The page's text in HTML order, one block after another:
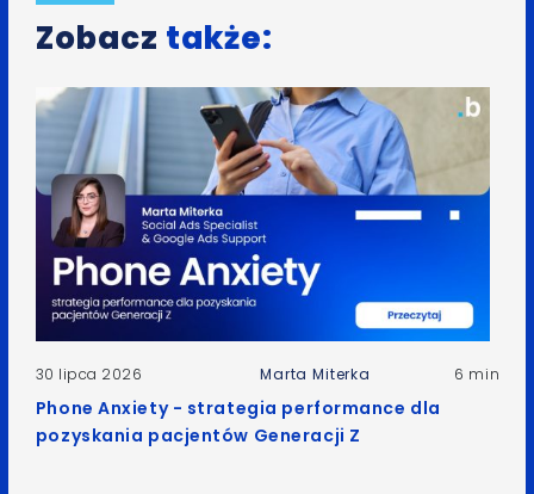
Zobacz także:
30 lipca 2026 Marta Miterka 6 min
Phone Anxiety - strategia performance dla
pozyskania pacjentów Generacji Z